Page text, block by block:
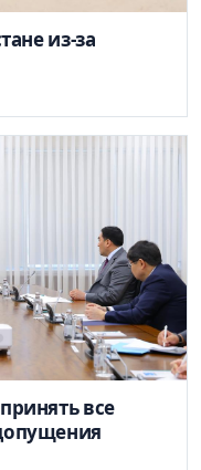
из-за
все